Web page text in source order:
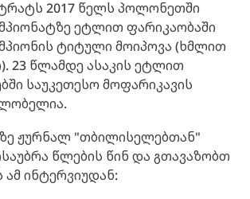
2017 წელს პოლონეთში
ეტლით ფარიკაობაში
ტიტული მოიპოვა (ხმლით
23 წლამდე ასაკის ეტლით
საუკეთესო მოფარიკავის
ჟურნალ "თბილისელებთან"
წლების წინ და გთავაზობთ
ამ ინტერვიუდან: